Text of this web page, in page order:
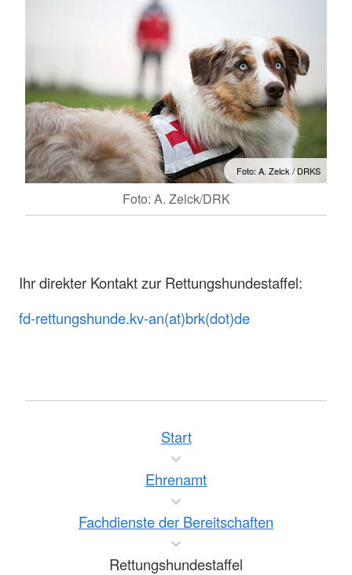
Foto: A. Zelck / DRKS
Foto: A. Zelck/DRK
Ihr direkter Kontakt zur Rettungshundestaffel:
fd-rettungshunde.kv-an(at)brk(dot)de
Start
Ehrenamt
Fachdienste der Bereitschaften
Rettungshundestaffel